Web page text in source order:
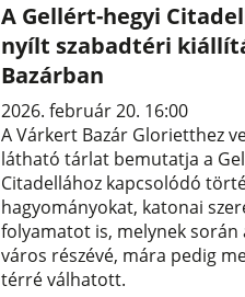
A Gellért-hegyi
nyílt szabadtéri
Bazárban
2026. február 20. 16:00
A Várkert Bazár Glorietthez
látható tárlat bemutatja a
Citadellához kapcsolódó
hagyományokat, katonai
folyamatot is, melynek során
város részévé, mára pedig
térré válhatott.